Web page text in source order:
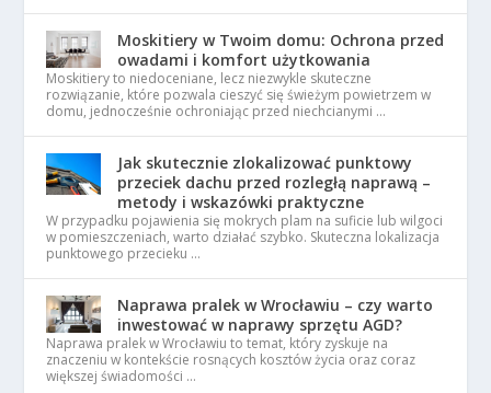
Moskitiery w Twoim domu: Ochrona przed
owadami i komfort użytkowania
Moskitiery to niedoceniane, lecz niezwykle skuteczne
rozwiązanie, które pozwala cieszyć się świeżym powietrzem w
domu, jednocześnie ochroniając przed niechcianymi …
Jak skutecznie zlokalizować punktowy
przeciek dachu przed rozległą naprawą –
metody i wskazówki praktyczne
W przypadku pojawienia się mokrych plam na suficie lub wilgoci
w pomieszczeniach, warto działać szybko. Skuteczna lokalizacja
punktowego przecieku …
Naprawa pralek w Wrocławiu – czy warto
inwestować w naprawy sprzętu AGD?
Naprawa pralek w Wrocławiu to temat, który zyskuje na
znaczeniu w kontekście rosnących kosztów życia oraz coraz
większej świadomości …